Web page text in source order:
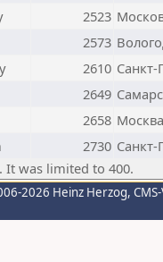
2523
2573
2610 Санкт-
2649
2658 Москва
2730 Санкт-
It was limited to 400.
2026 Heinz Herzog,